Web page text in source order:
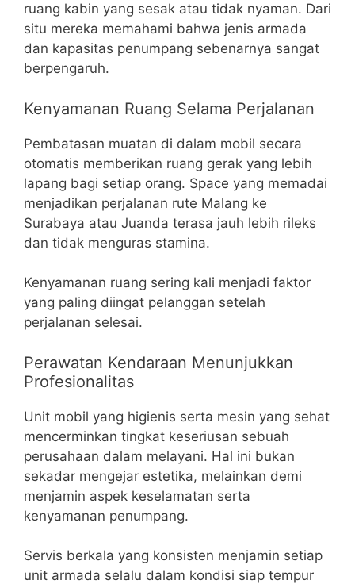
ruang kabin yang sesak atau tidak nyaman. Dari
situ mereka memahami bahwa jenis armada
dan kapasitas penumpang sebenarnya sangat
berpengaruh.
Kenyamanan Ruang Selama Perjalanan
Pembatasan muatan di dalam mobil secara
otomatis memberikan ruang gerak yang lebih
lapang bagi setiap orang. Space yang memadai
menjadikan perjalanan rute Malang ke
Surabaya atau Juanda terasa jauh lebih rileks
dan tidak menguras stamina.
Kenyamanan ruang sering kali menjadi faktor
yang paling diingat pelanggan setelah
perjalanan selesai.
Perawatan Kendaraan Menunjukkan
Profesionalitas
Unit mobil yang higienis serta mesin yang sehat
mencerminkan tingkat keseriusan sebuah
perusahaan dalam melayani. Hal ini bukan
sekadar mengejar estetika, melainkan demi
menjamin aspek keselamatan serta
kenyamanan penumpang.
Servis berkala yang konsisten menjamin setiap
unit armada selalu dalam kondisi siap tempur